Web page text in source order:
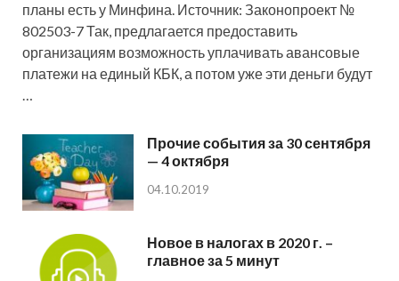
планы есть у Минфина. Источник: Законопроект №
802503-7 Так, предлагается предоставить
организациям возможность уплачивать авансовые
платежи на единый КБК, а потом уже эти деньги будут
…
Прочие события за 30 сентября
— 4 октября
04.10.2019
Новое в налогах в 2020 г. –
главное за 5 минут